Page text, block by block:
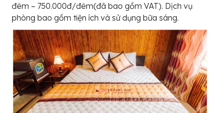
đêm – 750.000đ/đêm(đã bao gồm VAT). Dịch vụ
phòng bao gồm tiện ích và sử dụng bữa sáng.